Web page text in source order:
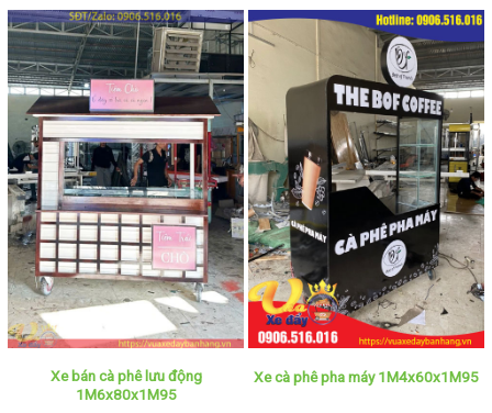
Xe bán cà phê lưu động
1M6x80x1M95
Xe cà phê pha máy 1M4x60x1M95